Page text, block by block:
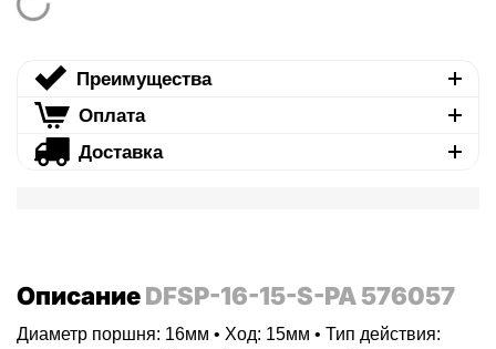
Преимущества
Оплата
Доставка
ОписаниеDFSP-16-15-S-PA 576057
Диаметр поршня: 16мм • Ход: 15мм • Тип действия: